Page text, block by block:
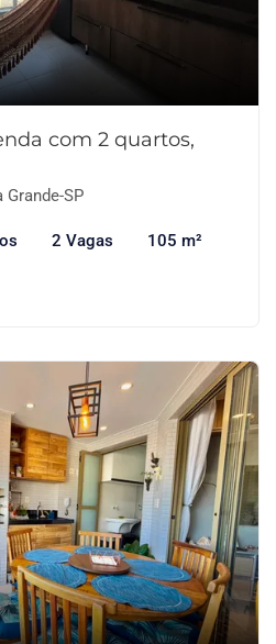
com 2 quartos,
SP
2 Vagas 105 m²